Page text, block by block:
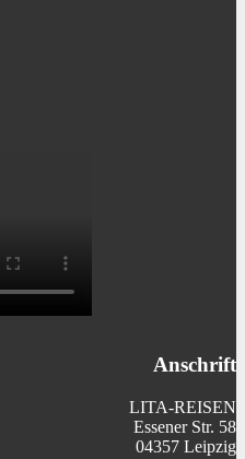
Anschrift
LITA-REISEN
Essener Str. 58
04357 Leipzig